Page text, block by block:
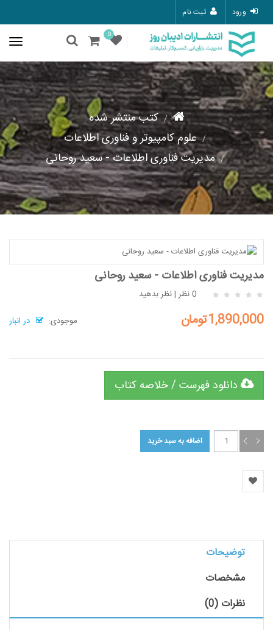
ورود ثبت نام
0
کتب منتشر شده
علوم کامپیوتر و فناوری اطلاعات
مدیریت فناوری اطلاعات - سعید روحانی
مدیریت فناوری اطلاعات - سعید روحانی
0 نظر |نظر بدهید
موجودی:
در انبار 1,890,000تومان
دانلود فهرست / خلاصه کتاب
توضیحات
مشخصات
نظرات (0)